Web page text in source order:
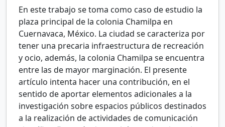
En este trabajo se toma como caso de estudio la
plaza principal de la colonia Chamilpa en
Cuernavaca, México. La ciudad se caracteriza por
tener una precaria infraestructura de recreación
y ocio, además, la colonia Chamilpa se encuentra
entre las de mayor marginación. El presente
artículo intenta hacer una contribución, en el
sentido de aportar elementos adicionales a la
investigación sobre espacios públicos destinados
a la realización de actividades de comunicación